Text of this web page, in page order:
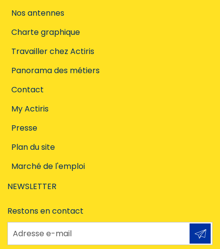
Nos antennes
Charte graphique
Travailler chez Actiris
Panorama des métiers
Contact
My Actiris
Presse
Plan du site
Marché de l'emploi
NEWSLETTER
Restons en contact
Adresse e-mail